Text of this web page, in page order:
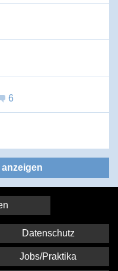
6
Datenschutz
Jobs/Praktika